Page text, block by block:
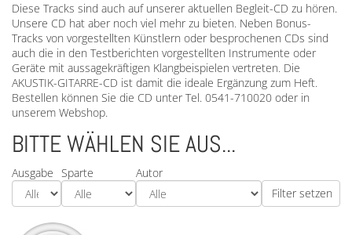
Diese Tracks sind auch auf unserer aktuellen Begleit-CD zu hören.
Unsere CD hat aber noch viel mehr zu bieten. Neben Bonus-
Tracks von vorgestellten Künstlern oder besprochenen CDs sind
auch die in den Testberichten vorgestellten Instrumente oder
Geräte mit aussagekräftigen Klangbeispielen vertreten. Die
AKUSTIK-GITARRE-CD ist damit die ideale Ergänzung zum Heft.
Bestellen können Sie die CD unter Tel. 0541-710020 oder in
unserem Webshop.
BITTE WÄHLEN SIE AUS...
Ausgabe Sparte Autor